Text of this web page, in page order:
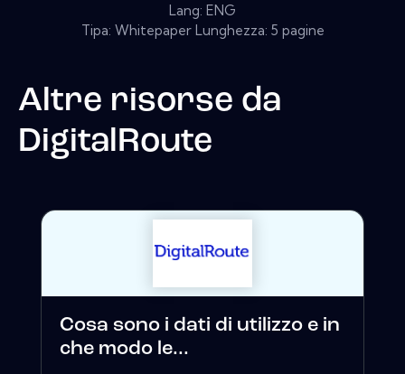
Lang: ENG
Tipa: Whitepaper Lunghezza: 5 pagine
Altre risorse da
DigitalRoute
Cosa sono i dati di utilizzo e in
che modo le...